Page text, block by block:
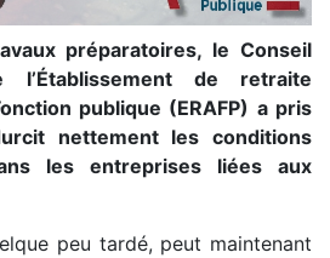
préparatoires, le Conseil
l’Établissement de retraite
publique (ERAFP) a pris
nettement les conditions
les entreprises liées aux
peu tardé, peut maintenant